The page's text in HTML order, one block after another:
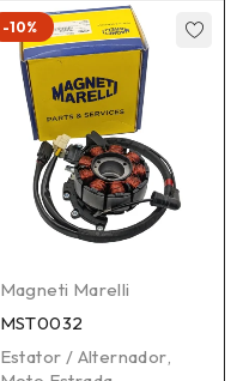
-10%
Magneti Marelli
MST0032
Estator / Alternador,